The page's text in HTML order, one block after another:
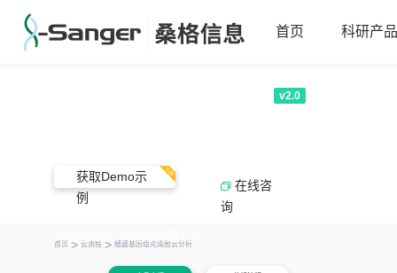
首页 科研产品
v2.0
物信息学手段从头组装得到基因组序
列。根据最终基因组组装完整程度的
不同，将细菌基因组denovo测序分
获取Demo示
例
在线咨
询
首页 > 云流程 > 细菌基因组完成图云分析